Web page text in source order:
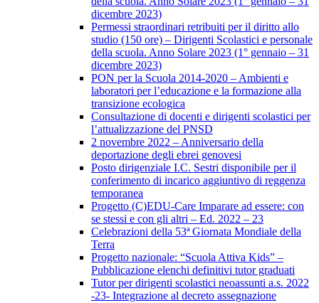
dicembre 2023)
Permessi straordinari retribuiti per il diritto allo
studio (150 ore) – Dirigenti Scolastici e personale
della scuola. Anno Solare 2023 (1° gennaio – 31
dicembre 2023)
PON per la Scuola 2014-2020 – Ambienti e
laboratori per l’educazione e la formazione alla
transizione ecologica
Consultazione di docenti e dirigenti scolastici per
l’attualizzazione del PNSD
2 novembre 2022 – Anniversario della
deportazione degli ebrei genovesi
Posto dirigenziale I.C. Sestri disponibile per il
conferimento di incarico aggiuntivo di reggenza
temporanea
Progetto (C)EDU-Care Imparare ad essere: con
se stessi e con gli altri – Ed. 2022 – 23
Celebrazioni della 53ª Giornata Mondiale della
Terra
Progetto nazionale: “Scuola Attiva Kids” –
Pubblicazione elenchi definitivi tutor graduati
Tutor per dirigenti scolastici neoassunti a.s. 2022
-23- Integrazione al decreto assegnazione